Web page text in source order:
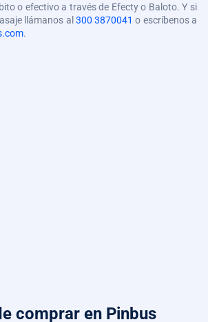
o efectivo a través de Efecty o Baloto. Y si
llámanos al 300 3870041 o escríbenos a
.
comprar en Pinbus